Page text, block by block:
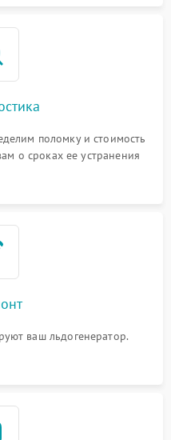
поломку и стоимость
о сроках ее устранения
ваш льдогенератор.